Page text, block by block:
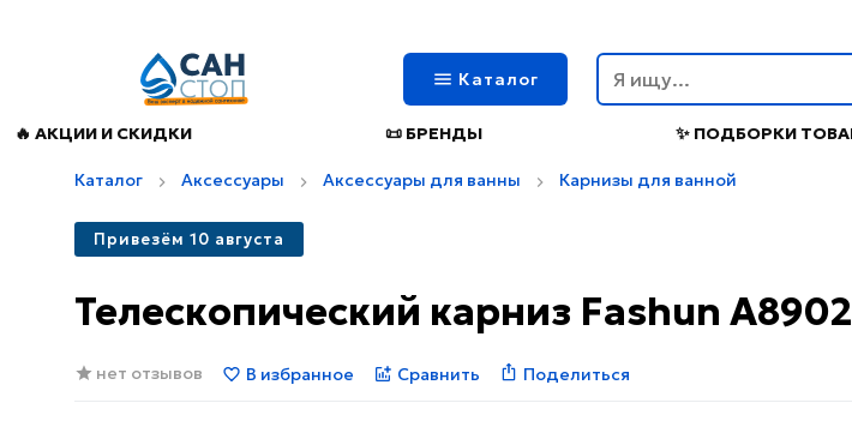
Каталог
🔥 АКЦИИ И СКИДКИ 📜 БРЕНДЫ ✨ ПОДБОРКИ
Каталог Аксессуары Аксессуары для ванны Карнизы для ванной
Привезём 10 августа
Телескопический карниз Fashun
нет отзывов В избранное Сравнить Поделиться